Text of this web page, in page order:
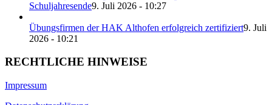
Schuljahresende9. Juli 2026 - 10:27
Übungsfirmen der HAK Althofen erfolgreich zertifiziert9. Juli
2026 - 10:21
RECHTLICHE HINWEISE
Impressum